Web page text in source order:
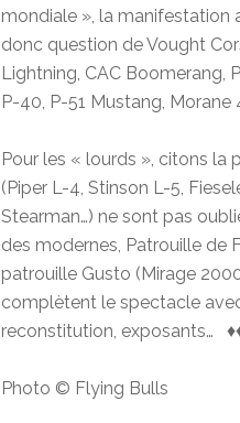
mondiale », la manifestation
donc question de Vought
Lightning, CAC Boomerang,
P-40, P-51 Mustang, Morane
Pour les « lourds », citons la
(Piper L-4, Stinson L-5,
Stearman…) ne sont pas
des modernes, Patrouille de
patrouille Gusto (Mirage
complètent le spectacle
reconstitution, exposants…
Photo © Flying Bulls